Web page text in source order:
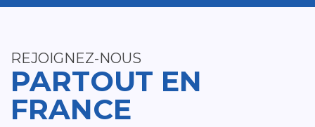
REJOIGNEZ-NOUS
PARTOUT EN
FRANCE